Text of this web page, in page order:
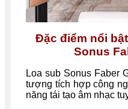
Đặc điểm nổi
Sonus
Loa sub Sonus Faber
tượng tích hợp công
năng tái tạo âm nhạc